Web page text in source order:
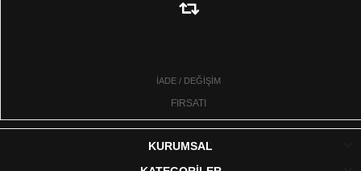
İADE / DEĞİŞİM
FIRSATI
KURUMSAL